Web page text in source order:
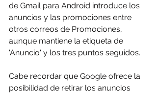
de Gmail para Android introduce los
anuncios y las promociones entre
otros correos de Promociones,
aunque mantiene la etiqueta de
'Anuncio' y los tres puntos seguidos.
Cabe recordar que Google ofrece la
posibilidad de retirar los anuncios